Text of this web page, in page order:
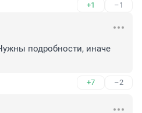
+1 –1
подробности, иначе
+7 –2